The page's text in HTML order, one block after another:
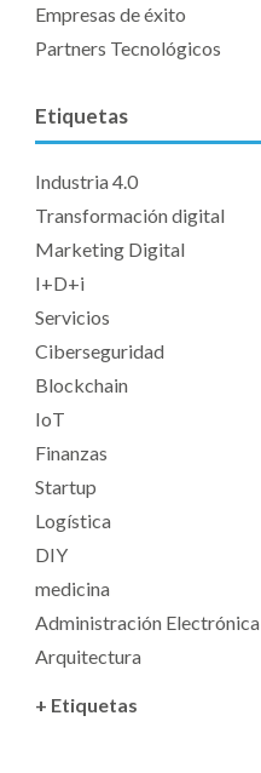
Empresas de éxito
Partners Tecnológicos
Etiquetas
Industria 4.0
Transformación digital
Marketing Digital
I+D+i
Servicios
Ciberseguridad
Blockchain
IoT
Finanzas
Startup
Logística
DIY
medicina
Administración Electrónica
Arquitectura
+ Etiquetas